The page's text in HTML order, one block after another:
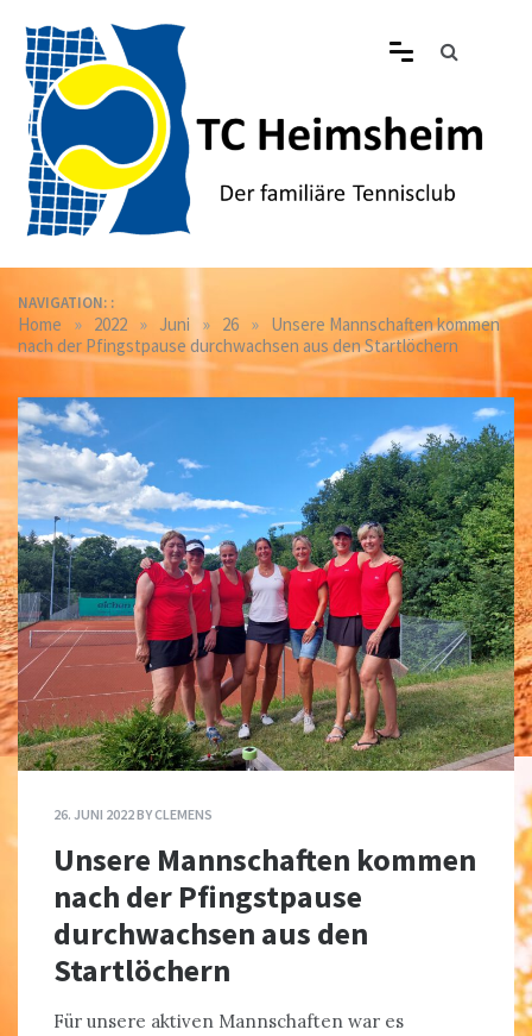
content
Tennisclub Heimsheim
NAVIGATION: :
Home » 2022 » Juni » 26 » Unsere Mannschaften kommen
nach der Pfingstpause durchwachsen aus den Startlöchern
26. JUNI 2022BYCLEMENS
Unsere Mannschaften kommen
nach der Pfingstpause
durchwachsen aus den
Startlöchern
Für unsere aktiven Mannschaften war es